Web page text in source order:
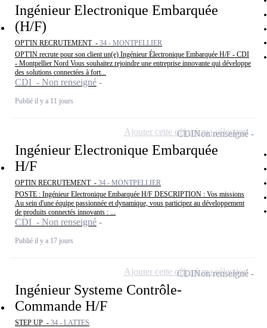
Ingénieur Electronique Embarquée
(H/F)
OPT'IN RECRUTEMENT - 34 - MONTPELLIER
OPT'IN recrute pour son client un(e) Ingénieur Électronique Embarquée H/F - CDI
- Montpellier Nord Vous souhaitez rejoindre une entreprise innovante qui développe
des solutions connectées à fort...
CDI - Non renseigné
Publié il y a 11 jours
Ingénieur Electronique Embarquée
H/F
OPTIN RECRUTEMENT - 34 - MONTPELLIER
POSTE : Ingénieur Electronique Embarquée H/F DESCRIPTION : Vos missions
Au sein d'une équipe passionnée et dynamique, vous participez au développement
de produits connectés innovants : ...
CDI - Non renseigné
Publié il y a 17 jours
CDINon renseigné
Ajouter cette offre à ma sélection
Ingénieur Systeme Contrôle-
Commande H/F
STEP UP - 34 - LATTES
CDINon renseigné
Ajouter cette offre à ma sélection